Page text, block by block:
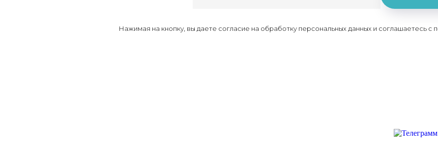
Нажимая на кнопку, вы даете согласие на обработку персональных данных и соглашаетесь c